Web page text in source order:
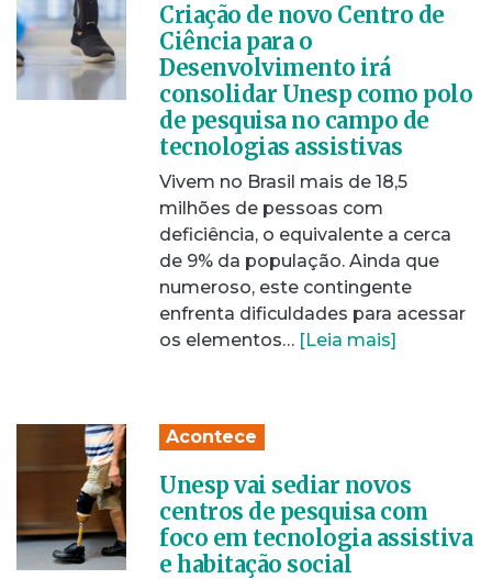
Criação de novo Centro de
Ciência para o
Desenvolvimento irá
consolidar Unesp como polo
de pesquisa no campo de
tecnologias assistivas
Vivem no Brasil mais de 18,5
milhões de pessoas com
deficiência, o equivalente a cerca
de 9% da população. Ainda que
numeroso, este contingente
enfrenta dificuldades para acessar
os elementos… [Leia mais]
Acontece
Unesp vai sediar novos
centros de pesquisa com
foco em tecnologia assistiva
e habitação social